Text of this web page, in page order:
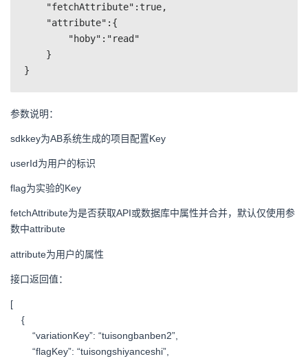
    "fetchAttribute":true,
    "attribute":{
        "hoby":"read"
    }
}
参数说明：
sdkkey为AB系统生成的项目配置Key
userId为用户的标识
flag为实验的Key
fetchAttribute为是否获取API或数据库中属性并合并，默认仅使用参
数中attribute
attribute为用户的属性
接口返回值：
[
{
“variationKey”: “tuisongbanben2”,
“flagKey”: “tuisongshiyanceshi”,